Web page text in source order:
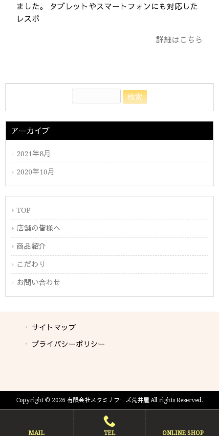
ました。 タブレットやスマートフォンにも対応した
レスポ
詳細はこちら
アーカイブ
2021年8月
2020年10月
TOP
店舗の皆様へ
商品紹介
こだわり
お問い合わせ
サイトマップ
プライバシーポリシー
Copyright © 2026 有限会社スタミナフーズ荒井屋 All rights Reserved.
MAIL TEL ONLINE SHOP